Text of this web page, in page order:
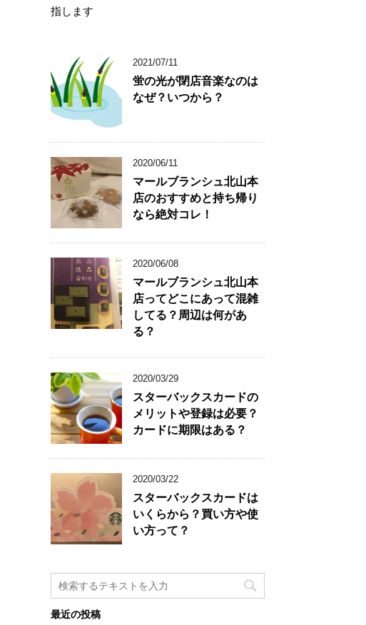
指します
2021/07/11
蛍の光が閉店音楽なのは
なぜ？いつから？
2020/06/11
マールブランシュ北山本
店のおすすめと持ち帰り
なら絶対コレ！
2020/06/08
マールブランシュ北山本
店ってどこにあって混雑
してる？周辺は何があ
る？
2020/03/29
スターバックスカードの
メリットや登録は必要？
カードに期限はある？
2020/03/22
スターバックスカードは
いくらから？買い方や使
い方って？
最近の投稿